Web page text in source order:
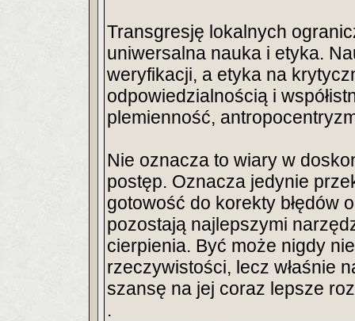
Transgresję lokalnych
uniwersalna nauka i etyka.
weryfikacji, a etyka na
odpowiedzialnością i
plemienność,
Nie oznacza to wiary w
postęp. Oznacza jedynie
gotowość do korekty błędów
pozostają najlepszymi
cierpienia. Być może nigdy
rzeczywistości, lecz właśnie
szansę na jej coraz lepsze
.